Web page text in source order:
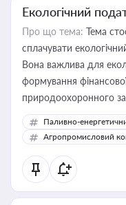
Екологічний
Про що тема: Тема
сплачувати
Вона важлива для
формування
природоохоронного
Паливно-
Агропромисловий